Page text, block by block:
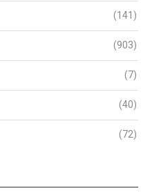
(141)
(903)
(7)
(40)
(72)